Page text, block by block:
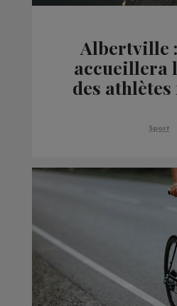
Albertville
accueillera
des
Sport